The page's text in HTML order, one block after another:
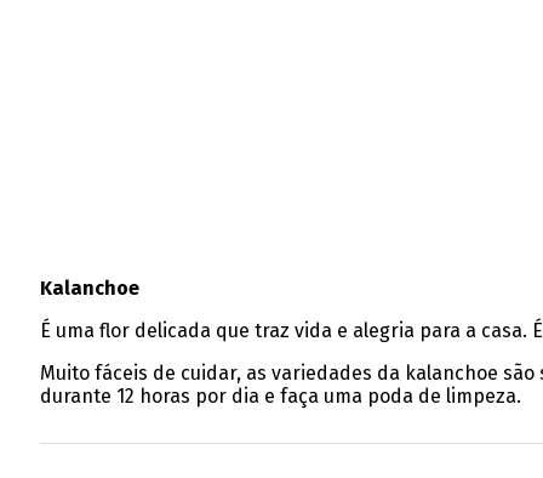
Kalanchoe
É uma flor delicada que traz vida e alegria para a
Muito fáceis de cuidar, as variedades da kalanchoe
durante 12 horas por dia e faça uma poda de limpeza.